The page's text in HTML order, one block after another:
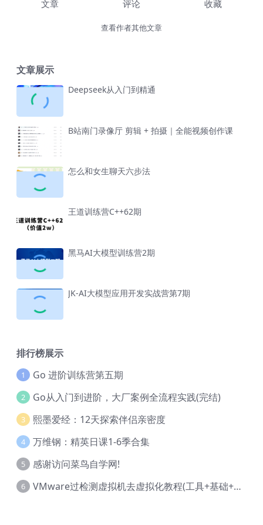
文章 评论 收藏
查看作者其他文章
文章展示
Deepseek从入门到精通
B站南门录像厅 剪辑 + 拍摄｜全能视频创作课
怎么和女生聊天六步法
王道训练营C++62期
黑马AI大模型训练营2期
JK-AI大模型应用开发实战营第7期
排行榜展示
1 Go 进阶训练营第五期
2 Go从入门到进阶，大厂案例全流程实践(完结)
3 熙墨爱经：12天探索伴侣亲密度
4 万维钢：精英日课1-6季合集
5 感谢访问菜鸟自学网!
6 VMware过检测虚拟机去虚拟化教程(工具+基础+进阶)